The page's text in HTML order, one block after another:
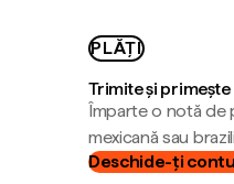
PLĂȚI
Trimite și
Împarte o notă de
mexicană sau
Deschide-ți